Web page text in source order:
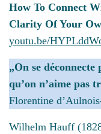
How To Connect
Clarity Of Your
youtu.be/
„On se déconnecte
qu’on n’aime pas
Florentine
Wilhelm Hauff